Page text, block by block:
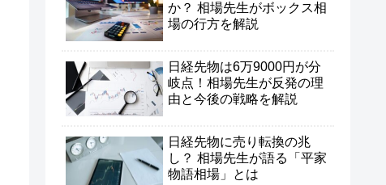
か？ 相場先生がボックス相
場の行方を解説
日経先物は6万9000円が分
岐点！相場先生が反発の理
由と今後の戦略を解説
日経先物に売り転換の兆
し？ 相場先生が語る「平家
物語相場」とは